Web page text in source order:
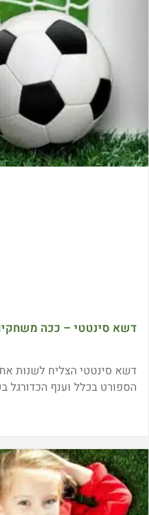
דשא סינטטי – ככה
דשא סינטטי הצליח לשנות
הספורט בכלל וענף הכדורגל
ספורטאים. כל מה שרציתם